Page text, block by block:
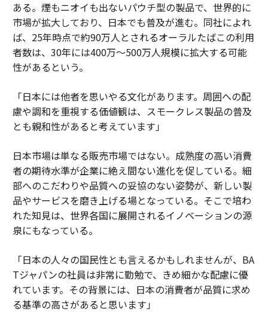
ある。煙もニオイも出ないパウチ型の製品で、世界的に
市場が拡大しており、日本でも普及が進む。同社によれ
ば、25年時点で約90万人とされるオーラルたばこの利用
者数は、30年には400万～500万人規模に拡大する可能
性があるという。
「日本には他者を思いやる文化があります。周囲への配
慮や調和を重視する価値観は、スモークレス製品の普及
とも親和性があると考えています」
日本市場は単なる販売市場ではない。成熟度の高い消費
者の期待水準が企業に絶え間ない進化を促している。細
部へのこだわりや品質への妥協のない姿勢が、新しい製
品やサービスを磨き上げる場となっている。そこで培わ
れた知見は、世界各国に展開されるイノベーションの源
泉にもなっている。
「日本の人々の国民性とも言えるかもしれませんが、BA
Tジャパンの社員は非常に勤勉で、きめ細かな配慮に優
れています。その背景には、日本の消費者が品質に求め
る基準の高さがあると思います」